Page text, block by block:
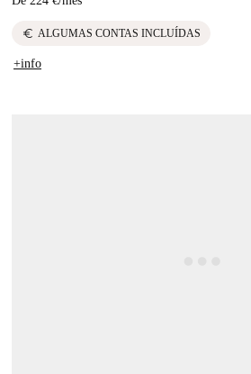
euro ALGUMAS CONTAS INCLUÍDAS
+info